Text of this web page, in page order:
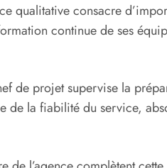
qualitative consacre
continue de ses
de projet supervise la
de la fiabilité du service,